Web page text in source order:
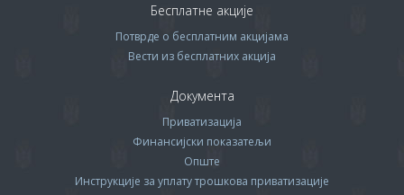
Бесплатне акције
Потврде о бесплатним акцијама
Вести из бесплатних акција
Документа
Приватизација
Финансијски показатељи
Опште
Инструкције за уплату трошкова приватизације